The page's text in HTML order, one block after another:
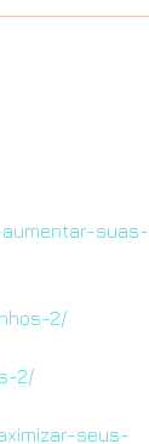
suas-
2/
2/
seus-